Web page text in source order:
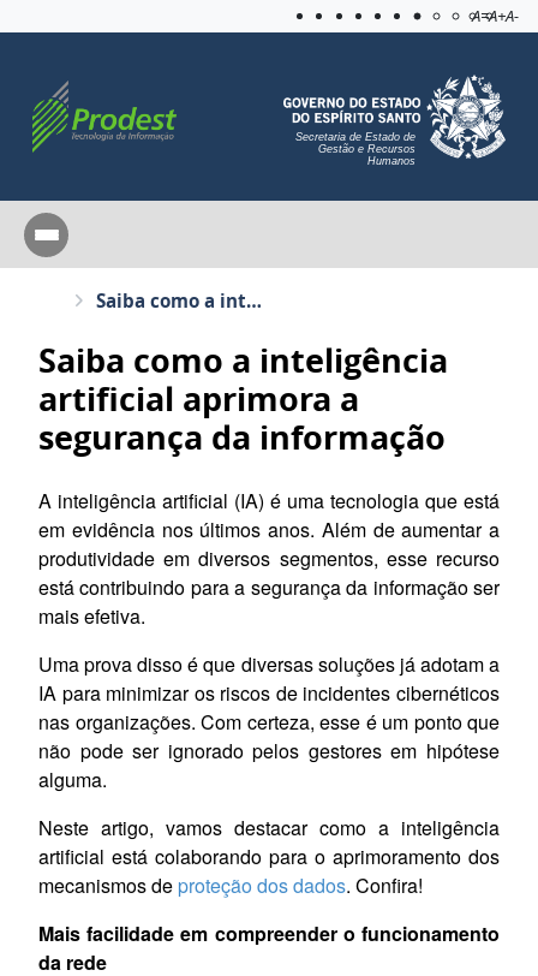
Aplicar
A=A+A-
Secretaria de Estado de
Gestão e Recursos
Humanos
Saiba como a inteligência artificial aprimora a segurança da informação
Saiba como a inteligência
artificial aprimora a
segurança da informação
A inteligência artificial (IA) é uma tecnologia que está
em evidência nos últimos anos. Além de aumentar a
produtividade em diversos segmentos, esse recurso
está contribuindo para a segurança da informação ser
mais efetiva.
Uma prova disso é que diversas soluções já adotam a
IA para minimizar os riscos de incidentes cibernéticos
nas organizações. Com certeza, esse é um ponto que
não pode ser ignorado pelos gestores em hipótese
alguma.
Neste artigo, vamos destacar como a inteligência
artificial está colaborando para o aprimoramento dos
mecanismos de proteção dos dados. Confira!
Mais facilidade em compreender o funcionamento
da rede